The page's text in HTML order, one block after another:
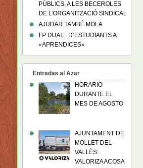
PÚBLICS, A LES BECEROLES
DE L’ORGANITZACIÓ SINDICAL
AJUDAR TAMBÉ MOLA
FP DUAL : D’ESTUDIANTS A
«APRENDICES»
Entradas al Azar
HORARIO
DURANTE EL
MES DE AGOSTO
AJUNTAMENT DE
MOLLET DEL
VALLÈS:
VALORIZA ACOSA